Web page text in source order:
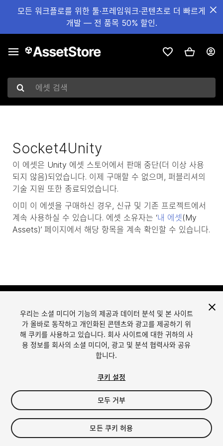
모든 워크플로를 위한 툴·프레임워크·콘텐츠로 더 빠르게
개발 — 전 품목 50% 할인.
에셋 검색
Socket4Unity
이 에셋은 Unity 에셋 스토어에서 판매 중단(더 이상 사용
되지 않음)되었습니다. 이제 구매할 수 없으며, 퍼블리셔의
기술 지원 또한 종료되었습니다.
이미 이 에셋을 구매하신 경우, 신규 및 기존 프로젝트에서
계속 사용하실 수 있습니다. 에셋 소유자는 ‘내 에셋 (My
Assets)’ 페이지에서 해당 항목을 계속 확인할 수 있습니다.
한국어
日本語
Unity에서 에셋 판매
Sell Assets
에셋 스토어 툴
퍼블리셔 로그인
자주 묻는 질문
우리는 소셜 미디어 기능의 제공과 데이터 분석 및 본 사이트
가 올바로 동작하고 개인화된 콘텐츠와 광고를 제공하기 위
해 쿠키를 사용하고 있습니다. 회사 사이트에 대한 귀하의 사
용 정보를 회사의 소셜 미디어, 광고 및 분석 협력사와 공유
합니다.
쿠키 설정
모두 거부
모든 쿠키 허용